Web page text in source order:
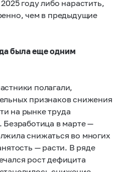
году либо нарастить,
чем в предыдущие
была еще одним
полагали,
признаков снижения
на рынке труда
Безработица в марте —
снижаться во многих
— расти. В ряде
рост дефицита